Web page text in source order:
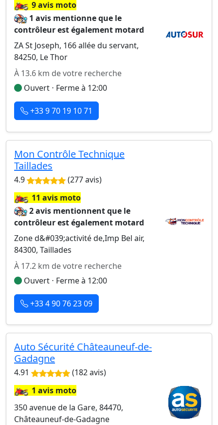
9 avis moto
1 avis mentionne que le
contrôleur est également motard
ZA St Joseph, 166 allée du servant,
84250, Le Thor
À 13.6 km de votre recherche
Ouvert ⋅ Ferme à 12:00
+33 9 70 19 10 71
Mon Contrôle Technique
Taillades
4.9 (277 avis)
🏍️11 avis moto
2 avis mentionnent que le
contrôleur est également motard
Zone d&#039;activité de,Imp Bel air,
84300, Taillades
À 17.2 km de votre recherche
Ouvert ⋅ Ferme à 12:00
+33 4 90 76 23 09
Auto Sécurité Châteauneuf-de-
Gadagne
4.91 (182 avis)
🏍️1 avis moto
350 avenue de la Gare, 84470,
Châteauneuf-de-Gadagne